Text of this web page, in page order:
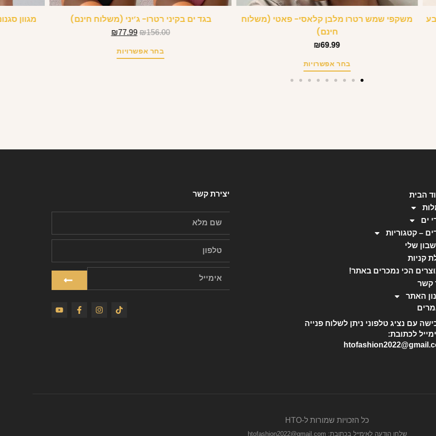
משקפי שמש רטרו מלבן קלאסי- פאטי (משלוח
חינם)
₪69.99
בחר אפשרויות
בגד ים בקיני רטרו- ג’יני (משלוח חינם)
₪156.00
₪77.99
בחר אפשרויות
מגוון
הבית
ים
– קטגוריות
שלי
קניות
הכי נמכרים באתר!
קשר
האתר
עם נציג טלפוני ניתן לשלוח פנייה
לכתובת:
יצירת קשר
כל הזכויות שמורות ל-HTO
שלחו הודעה לאימייל בכתובת: htofashion2022@gmail.com